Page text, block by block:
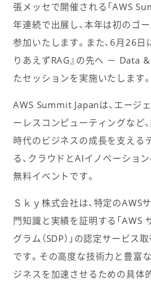
張メッセで開催される「AWS
年連続で出展し、本年は初のゴ
参加いたします。また、6月26日
りあえずRAG』の先へ － Data
たセッションを実施いたします。
AWS Summit Japanは、エージ
ーレスコンピューティングなど
時代のビジネスの成長を支える
る、クラウドとAIイノベーショ
無料イベントです。
Ｓｋｙ株式会社は、特定のAWS
門知識と実績を証明する「AWS
グラム（SDP）」の認定サービス
です。その高度な技術力と豊富
ジネスを加速させるための具体